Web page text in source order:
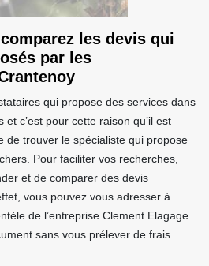
les devis qui
par les
qui propose des services dans
et c’est pour cette raison qu’il est
de trouver le spécialiste qui propose
Pour faciliter vos recherches,
et de comparer des devis
vous pouvez vous adresser à
de l’entreprise Clement Elagage.
sans vous prélever de frais.